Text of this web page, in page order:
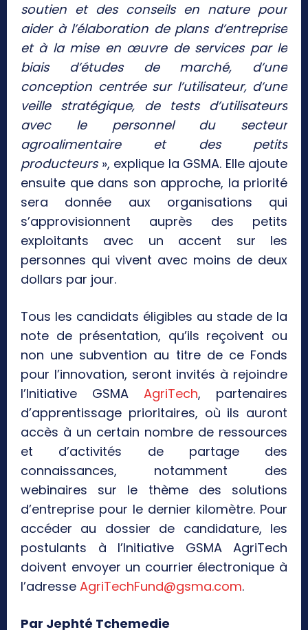
soutien et des conseils en nature pour
aider à l’élaboration de plans d’entreprise
et à la mise en œuvre de services par le
biais d’études de marché, d’une
conception centrée sur l’utilisateur, d’une
veille stratégique, de tests d’utilisateurs
avec le personnel du secteur
agroalimentaire et des petits
producteurs », explique la GSMA. Elle ajoute
ensuite que dans son approche, la priorité
sera donnée aux organisations qui
s’approvisionnent auprès des petits
exploitants avec un accent sur les
personnes qui vivent avec moins de deux
dollars par jour.
Tous les candidats éligibles au stade de la
note de présentation, qu’ils reçoivent ou
non une subvention au titre de ce Fonds
pour l’innovation, seront invités à rejoindre
l’Initiative GSMA AgriTech, partenaires
d’apprentissage prioritaires, où ils auront
accès à un certain nombre de ressources
et d’activités de partage des
connaissances, notamment des
webinaires sur le thème des solutions
d’entreprise pour le dernier kilomètre. Pour
accéder au dossier de candidature, les
postulants à l’Initiative GSMA AgriTech
doivent envoyer un courrier électronique à
l’adresse AgriTechFund@gsma.com.
Par Jephté Tchemedie